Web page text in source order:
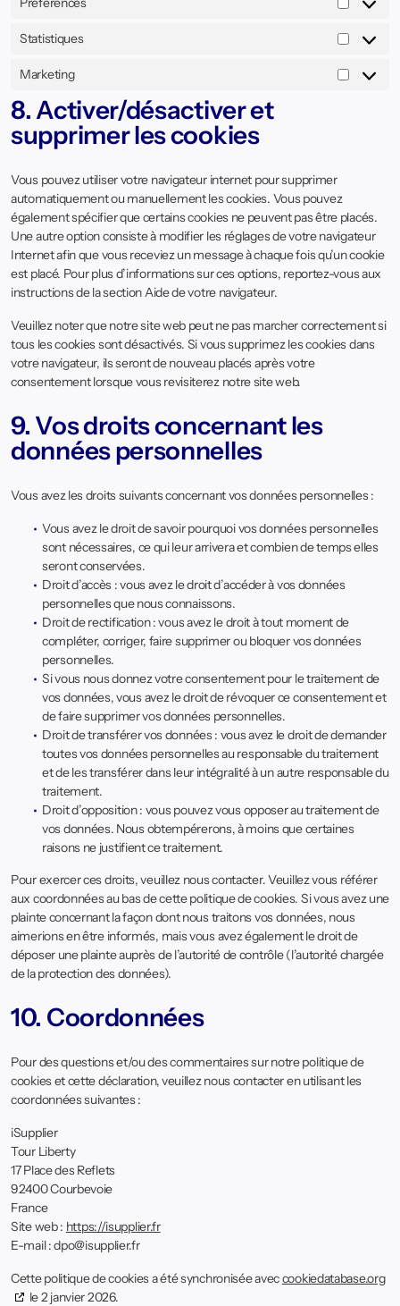
Statistiques
Marketing
8. Activer/désactiver et
supprimer les cookies
Vous pouvez utiliser votre navigateur internet pour supprimer
automatiquement ou manuellement les cookies. Vous pouvez
également spécifier que certains cookies ne peuvent pas être placés.
Une autre option consiste à modifier les réglages de votre navigateur
Internet afin que vous receviez un message à chaque fois qu’un cookie
est placé. Pour plus d’informations sur ces options, reportez-vous aux
instructions de la section Aide de votre navigateur.
Veuillez noter que notre site web peut ne pas marcher correctement si
tous les cookies sont désactivés. Si vous supprimez les cookies dans
votre navigateur, ils seront de nouveau placés après votre
consentement lorsque vous revisiterez notre site web.
9. Vos droits concernant les
données personnelles
Vous avez les droits suivants concernant vos données personnelles :
Vous avez le droit de savoir pourquoi vos données personnelles
sont nécessaires, ce qui leur arrivera et combien de temps elles
seront conservées.
Droit d’accès : vous avez le droit d’accéder à vos données
personnelles que nous connaissons.
Droit de rectification : vous avez le droit à tout moment de
compléter, corriger, faire supprimer ou bloquer vos données
personnelles.
Si vous nous donnez votre consentement pour le traitement de
vos données, vous avez le droit de révoquer ce consentement et
de faire supprimer vos données personnelles.
Droit de transférer vos données : vous avez le droit de demander
toutes vos données personnelles au responsable du traitement
et de les transférer dans leur intégralité à un autre responsable du
traitement.
Droit d’opposition : vous pouvez vous opposer au traitement de
vos données. Nous obtempérerons, à moins que certaines
raisons ne justifient ce traitement.
Pour exercer ces droits, veuillez nous contacter. Veuillez vous référer
aux coordonnées au bas de cette politique de cookies. Si vous avez une
plainte concernant la façon dont nous traitons vos données, nous
aimerions en être informés, mais vous avez également le droit de
déposer une plainte auprès de l’autorité de contrôle (l’autorité chargée
de la protection des données).
10. Coordonnées
Pour des questions et/ou des commentaires sur notre politique de
cookies et cette déclaration, veuillez nous contacter en utilisant les
coordonnées suivantes :
iSupplier
Tour Liberty
17 Place des Reflets
92400 Courbevoie
France
Site web : https://isupplier.fr
E-mail :dpo@isupplier.fr
Cette politique de cookies a été synchronisée aveccookiedatabase.org
le 2 janvier 2026.